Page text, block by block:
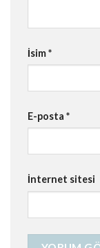
İsim*
E-posta *
İnternet sitesi